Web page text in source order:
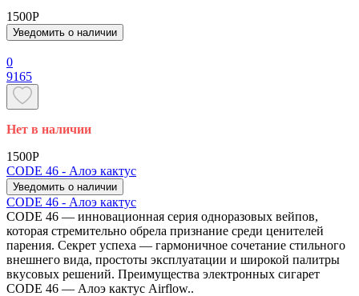
1500P
Уведомить о наличии
0
9165
Нет в наличии
1500P
CODE 46 - Алоэ кактус
Уведомить о наличии
CODE 46 - Алоэ кактус
CODE 46 — инновационная серия одноразовых вейпов,
которая стремительно обрела признание среди ценителей
парения. Секрет успеха — гармоничное сочетание стильного
внешнего вида, простоты эксплуатации и широкой палитры
вкусовых решений. Преимущества электронных сигарет
CODE 46 — Алоэ кактус Airflow..